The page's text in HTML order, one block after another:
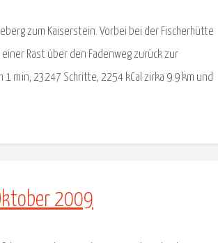
zum Kaiserstein. Vorbei bei der Fischerhütte
Rast über den Fadenweg zurück zur
min, 23247 Schritte, 2254 kCal zirka 9.9 km und
2009